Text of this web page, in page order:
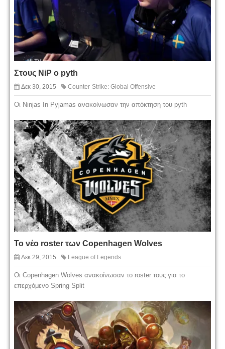
Στους NiP o pyth
Δεκ 30, 2015 Counter-Strike: Global Offensive
Οι Ninjas In Pyjamas ανακοίνωσαν την απόκτηση του pyth
Το νέο roster των Copenhagen Wolves
Δεκ 29, 2015 League of Legends
Οι Copenhagen Wolves ανακοίνωσαν το roster τους για το
επερχόμενο Spring Split